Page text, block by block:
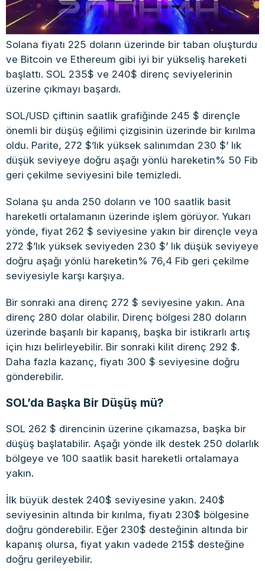
Solana fiyatı 225 doların üzerinde bir taban oluşturdu
ve Bitcoin ve Ethereum gibi iyi bir yükseliş hareketi
başlattı. SOL 235$ ve 240$ direnç seviyelerinin
üzerine çıkmayı başardı.
SOL/USD çiftinin saatlik grafiğinde 245 $ dirençle
önemli bir düşüş eğilimi çizgisinin üzerinde bir kırılma
oldu. Parite, 272 $’lık yüksek salınımdan 230 $’ lık
düşük seviyeye doğru aşağı yönlü hareketin% 50 Fib
geri çekilme seviyesini bile temizledi.
Solana şu anda 250 doların ve 100 saatlik basit
hareketli ortalamanın üzerinde işlem görüyor. Yukarı
yönde, fiyat 262 $ seviyesine yakın bir dirençle veya
272 $’lık yüksek seviyeden 230 $’ lık düşük seviyeye
doğru aşağı yönlü hareketin% 76,4 Fib geri çekilme
seviyesiyle karşı karşıya.
Bir sonraki ana direnç 272 $ seviyesine yakın. Ana
direnç 280 dolar olabilir. Direnç bölgesi 280 doların
üzerinde başarılı bir kapanış, başka bir istikrarlı artış
için hızı belirleyebilir. Bir sonraki kilit direnç 292 $.
Daha fazla kazanç, fiyatı 300 $ seviyesine doğru
gönderebilir.
SOL’da Başka Bir Düşüş mü?
SOL 262 $ direncinin üzerine çıkamazsa, başka bir
düşüş başlatabilir. Aşağı yönde ilk destek 250 dolarlık
bölgeye ve 100 saatlik basit hareketli ortalamaya
yakın.
İlk büyük destek 240$ seviyesine yakın. 240$
seviyesinin altında bir kırılma, fiyatı 230$ bölgesine
doğru gönderebilir. Eğer 230$ desteğinin altında bir
kapanış olursa, fiyat yakın vadede 215$ desteğine
doğru gerileyebilir.